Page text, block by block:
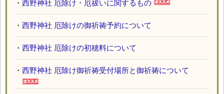
・ 西野神社 厄除け・厄祓いに関するもの
・ 西野神社 厄除けの御祈祷予約について
・ 西野神社 厄除けの初穂料について
・ 西野神社 厄除け御祈祷受付場所と御祈祷について